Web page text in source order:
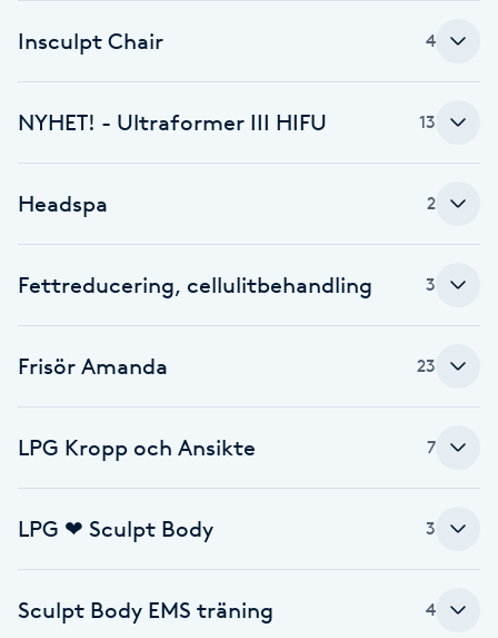
Babylights
Bambumassage
Barnklippning
Blowout
Brynformning
Brynfärgning
Insculpt Chair 4
NYHET! - Ultraformer III HIFU 13
Headspa 2
Fettreducering, cellulitbehandling 3
Frisör Amanda 23
LPG Kropp och Ansikte 7
LPG ❤ Sculpt Body 3
Sculpt Body EMS träning 4